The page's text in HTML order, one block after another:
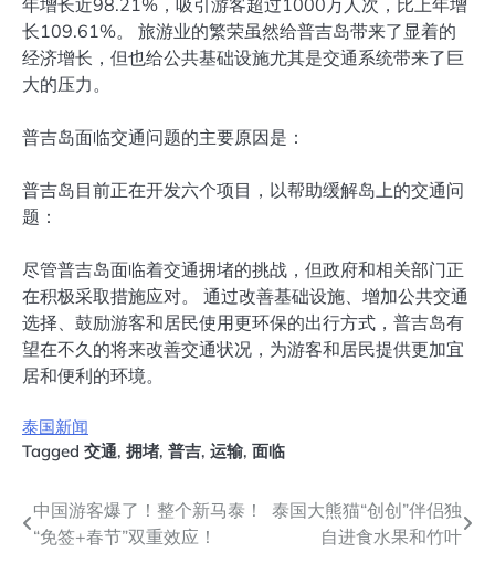
长109.61%。 旅游业的繁荣虽然给普吉岛带来了显着的
经济增长，但也给公共基础设施尤其是交通系统带来了巨
大的压力。
普吉岛面临交通问题的主要原因是：
普吉岛目前正在开发六个项目，以帮助缓解岛上的交通问
题：
尽管普吉岛面临着交通拥堵的挑战，但政府和相关部门正
在积极采取措施应对。 通过改善基础设施、增加公共交通
选择、鼓励游客和居民使用更环保的出行方式，普吉岛有
望在不久的将来改善交通状况，为游客和居民提供更加宜
居和便利的环境。
泰国新闻
Tagged 交通, 拥堵, 普吉, 运输, 面临
文
章
中国游客爆了！整个新马泰！
“免签+春节”双重效应！
泰国大熊猫“创创”伴侣独
自进食水果和竹叶